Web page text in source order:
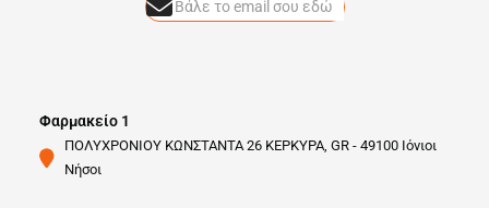
Φαρμακείο 1
ΠΟΛΥΧΡΟΝΙΟΥ ΚΩΝΣΤΑΝΤΑ 26 ΚΕΡΚΥΡΑ, GR - 49100 Ιόνιοι
Νήσοι